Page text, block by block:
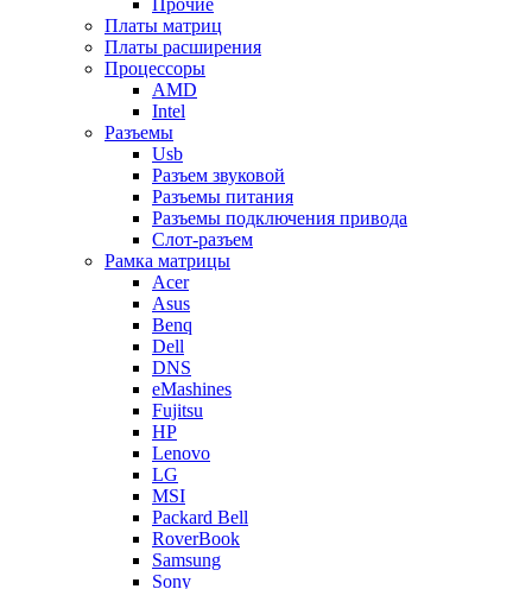
Платы матриц
Платы расширения
Процессоры
AMD
Intel
Разъемы
Usb
Разъем звуковой
Разъемы питания
Разъемы подключения привода
Слот-разъем
Рамка матрицы
Acer
Asus
Benq
Dell
DNS
eMashines
Fujitsu
HP
Lenovo
LG
MSI
Packard Bell
RoverBook
Samsung
Sony